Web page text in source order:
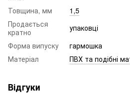
Товщина, мм
1,5
Продається
кратно
упаковці
Форма випуску
гармошка
Матеріал
ПВХ та подібні
Відгуки